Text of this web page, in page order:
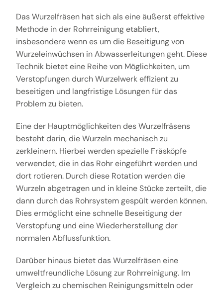
Das Wurzelfräsen hat sich als eine äußerst effektive
Methode in der Rohrreinigung etabliert,
insbesondere wenn es um die Beseitigung von
Wurzeleinwüchsen in Abwasserleitungen geht. Diese
Technik bietet eine Reihe von Möglichkeiten, um
Verstopfungen durch Wurzelwerk effizient zu
beseitigen und langfristige Lösungen für das
Problem zu bieten.
Eine der Hauptmöglichkeiten des Wurzelfräsens
besteht darin, die Wurzeln mechanisch zu
zerkleinern. Hierbei werden spezielle Fräsköpfe
verwendet, die in das Rohr eingeführt werden und
dort rotieren. Durch diese Rotation werden die
Wurzeln abgetragen und in kleine Stücke zerteilt, die
dann durch das Rohrsystem gespült werden können.
Dies ermöglicht eine schnelle Beseitigung der
Verstopfung und eine Wiederherstellung der
normalen Abflussfunktion.
Darüber hinaus bietet das Wurzelfräsen eine
umweltfreundliche Lösung zur Rohrreinigung. Im
Vergleich zu chemischen Reinigungsmitteln oder